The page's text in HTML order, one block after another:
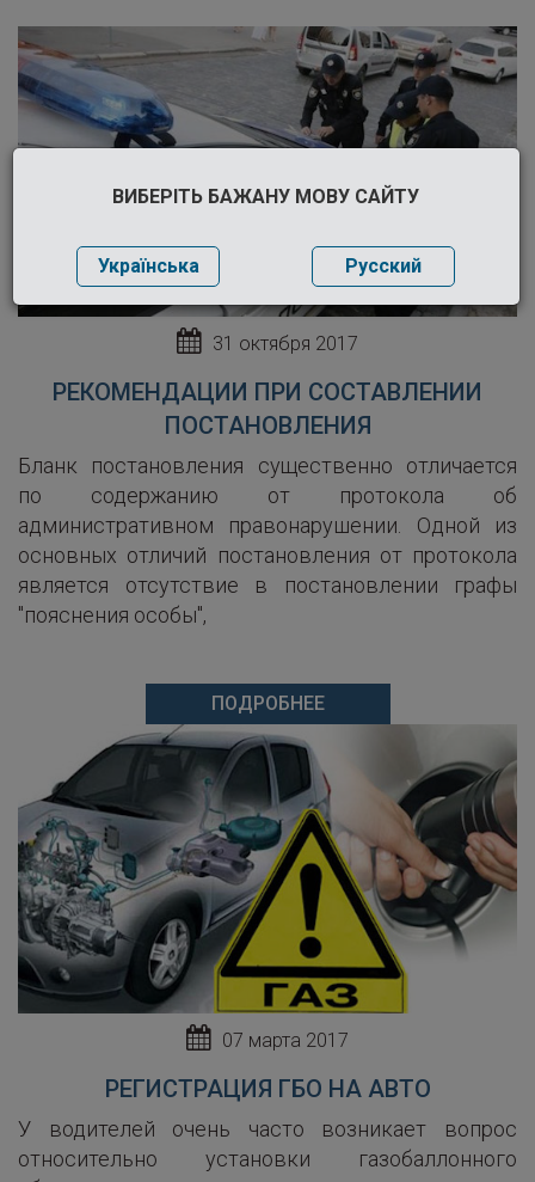
31 октября 2017
РЕКОМЕНДАЦИИ ПРИ СОСТАВЛЕНИИ
ПОСТАНОВЛЕНИЯ
Бланк постановления существенно отличается
по содержанию от протокола об
административном правонарушении. Одной из
основных отличий постановления от протокола
является отсутствие в постановлении графы
"пояснения особы",
ПОДРОБНЕЕ
07 марта 2017
РЕГИСТРАЦИЯ ГБО НА АВТО
У водителей очень часто возникает вопрос
относительно установки газобаллонного
ВИБЕРІТЬ БАЖАНУ МОВУ САЙТУ
Українська Русский